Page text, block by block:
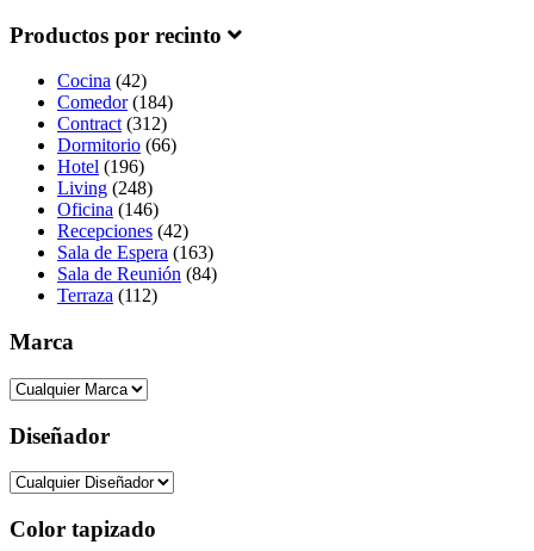
Productos por recinto
Cocina (42)
Comedor(184)
Contract (312)
Dormitorio (66)
Hotel (196)
Living (248)
Oficina (146)
Recepciones (42)
Sala de Espera (163)
Sala de Reunión (84)
Terraza (112)
Marca
Diseñador
Color tapizado